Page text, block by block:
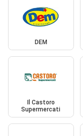
DEM
Il Castoro
Supermercati